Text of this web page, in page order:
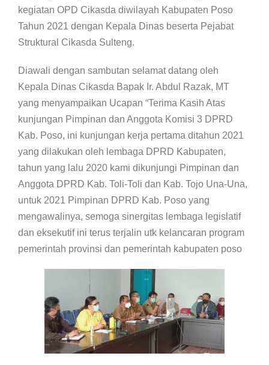
kegiatan OPD Cikasda diwilayah Kabupaten Poso
Tahun 2021 dengan Kepala Dinas beserta Pejabat
Struktural Cikasda Sulteng.
Diawali dengan sambutan selamat datang oleh
Kepala Dinas Cikasda Bapak Ir. Abdul Razak, MT
yang menyampaikan Ucapan “Terima Kasih Atas
kunjungan Pimpinan dan Anggota Komisi 3 DPRD
Kab. Poso, ini kunjungan kerja pertama ditahun 2021
yang dilakukan oleh lembaga DPRD Kabupaten,
tahun yang lalu 2020 kami dikunjungi Pimpinan dan
Anggota DPRD Kab. Toli-Toli dan Kab. Tojo Una-Una,
untuk 2021 Pimpinan DPRD Kab. Poso yang
mengawalinya, semoga sinergitas lembaga legislatif
dan eksekutif ini terus terjalin utk kelancaran program
pemerintah provinsi dan pemerintah kabupaten poso